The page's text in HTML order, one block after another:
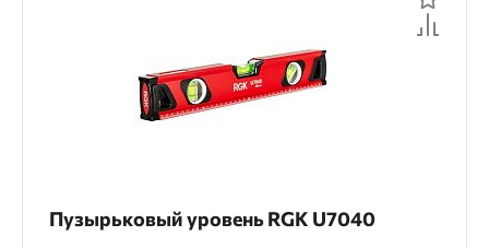
Пузырьковый уровень RGK U7040